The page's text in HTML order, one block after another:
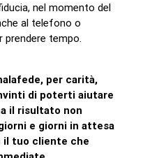
nel momento del
al telefono o
tempo.
per carità,
di poterti aiutare
il risultato non
e giorni in attesa
il tuo cliente che